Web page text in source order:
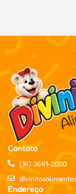
Contato
(14) 3641-2000
Endereço